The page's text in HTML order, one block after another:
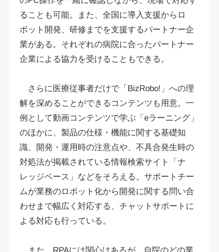
ることも可能。また、全国に導入支援からロ
ボット開発、研修までを支援するパートナー企
業がある。それぞれの病院に合ったパートナー
企業による協力を受けることもできる。
さらに医療従事者だけで「BizRobo!」への理
解を深めることができるコンテンツも用意。一
例として動画コンテンツで学ぶ「eラーニング」
のほかに、製品の仕様・機能に関する基礎知
識、開発・運用時の注意点や、不具合発生時の
対処法が掲載されている情報検索サイト「ナ
レッジベース」などをそろえる。サポートチー
ムが業務のロボット化から開発に関する問い合
わせまで幅広く対応する、チャットサポートに
よる対応も行っている。